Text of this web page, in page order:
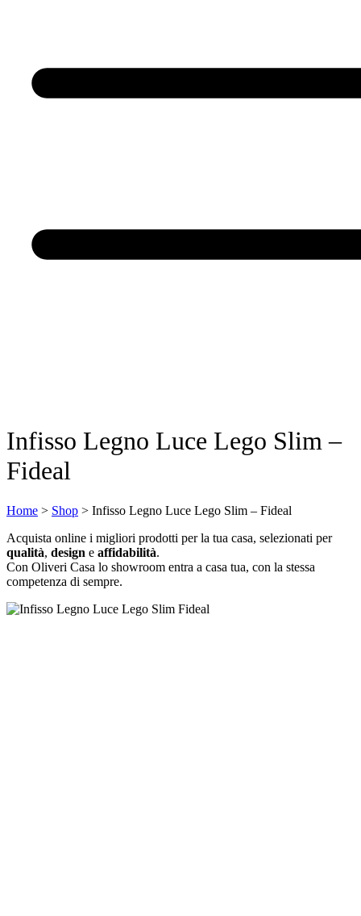
Infisso Legno Luce Lego Slim –
Fideal
Home > Shop > Infisso Legno Luce Lego Slim – Fideal
Acquista online i migliori prodotti per la tua casa, selezionati per
qualità, design e affidabilità.
Con Oliveri Casa lo showroom entra a casa tua, con la stessa
competenza di sempre.